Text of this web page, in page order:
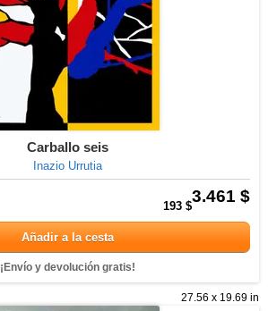
Carballo seis
Inazio Urrutia
3.461 $
193 $
Añadir a la cesta
¡Envío y devolución gratis!
27.56 x 19.69 in